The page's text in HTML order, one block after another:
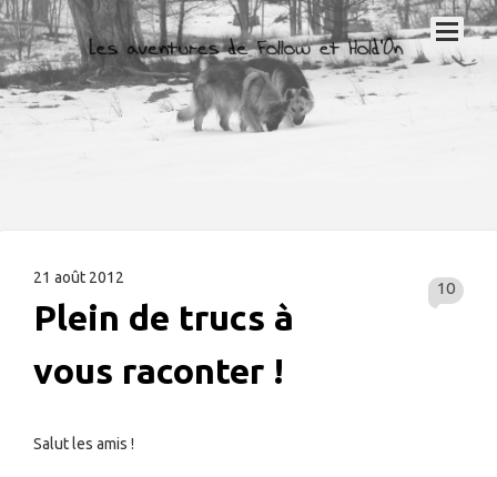
21 août 2012
10
Plein de trucs à
vous raconter !
Salut les amis !